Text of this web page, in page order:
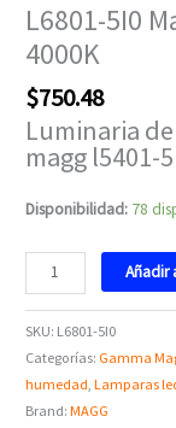
L6801-5I0
4000K
$750.48
Luminaria
magg l5401-
Disponibilidad: 78
Añadir
SKU: L6801-5I0
Categorías: Gamma
humedad,Lamparas
Brand:MAGG